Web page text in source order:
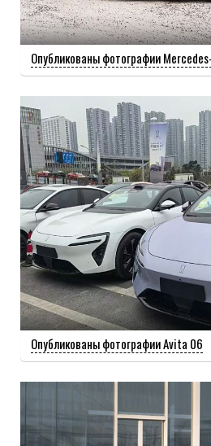
Опубликованы фотографии
Опубликованы фотографии Avita 06